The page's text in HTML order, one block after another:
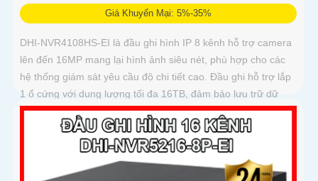
Giá Khuyến Mại: 5%-35%
DHI-NVR4108HS-EI là đầu ghi hình IP 8 kênh hỗ trợ camera
lên đến 16MP mang lại hình ảnh siêu nét, phù hợp cho các
hệ thống giám sát yêu cầu độ chi tiết cao. Đầu ghi hỗ trợ lắp
1 ổ cứng với dung lượng tối đa 16TB, đảm bảo lưu trữ dữ
liệu ổn định và dài hạn